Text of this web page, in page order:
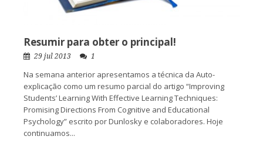
Resumir para obter o principal!
29 jul 2013 1
Na semana anterior apresentamos a técnica da Auto-
explicação como um resumo parcial do artigo “Improving
Students’ Learning With Effective Learning Techniques:
Promising Directions From Cognitive and Educational
Psychology” escrito por Dunlosky e colaboradores. Hoje
continuamos...